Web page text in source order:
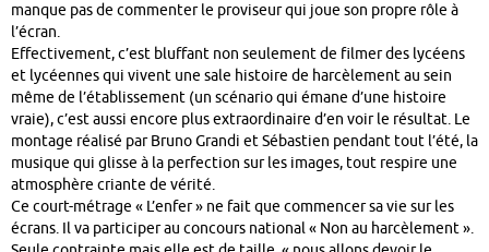
manque pas de commenter le proviseur qui joue son propre rôle à
l’écran.
Effectivement, c’est bluffant non seulement de filmer des lycéens
et lycéennes qui vivent une sale histoire de harcèlement au sein
même de l’établissement (un scénario qui émane d’une histoire
vraie), c’est aussi encore plus extraordinaire d’en voir le résultat. Le
montage réalisé par Bruno Grandi et Sébastien pendant tout l’été, la
musique qui glisse à la perfection sur les images, tout respire une
atmosphère criante de vérité.
Ce court-métrage « L’enfer » ne fait que commencer sa vie sur les
écrans. Il va participer au concours national « Non au harcèlement ».